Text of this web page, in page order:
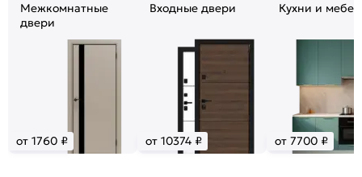
Межкомнатные
двери
от 1760 ₽
Входные двери
от 10374 ₽
Кухни и
от 7700 ₽